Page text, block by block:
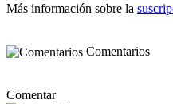
Más información sobre la
Comentarios
Comentar